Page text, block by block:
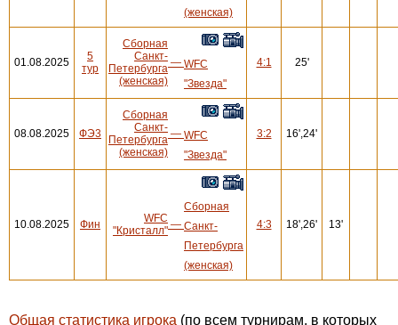
(женская)
01.08.2025
5
тур
Сборная
Санкт-
Петербурга
(женская)
— WFC
"Звезда"
4:1 25'
08.08.2025 ФЭ3
Сборная
Санкт-
Петербурга
(женская)
— WFC
"Звезда"
3:2 16',24'
10.08.2025 Фин
WFC
"Кристалл" —
Сборная
Санкт-
Петербурга
(женская)
4:3 18',26' 13'
Общая статистика игрока (по всем турнирам, в которых